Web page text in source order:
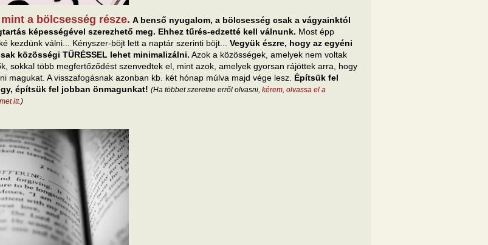
a bölcsesség része. A benső nyugalom, a bölcsesség csak a vágyainktól
képességével szerezhető meg. Ehhez tűrés-edzetté kell válnunk. Most épp
kezdünk válni... Kényszer-böjt lett a naptár szerinti böjt... Vegyük észre, hogy az egyéni
közösségi TŰRÉSSEL lehet minimalizálni. Azok a közösségek, amelyek nem voltak
sokkal több megfertőződést szenvedtek el, mint azok, amelyek gyorsan rájöttek arra, hogy
magukat. A visszafogásnak azonban kb. két hónap múlva majd vége lesz. Építsük fel
építsük fel jobban önmagunkat! (Ha többet szeretne erről olvasni, kérem, olvassa el a
itt. )